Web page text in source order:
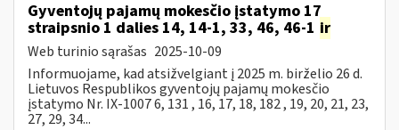
Gyventojų pajamų mokesčio įstatymo 17
straipsnio 1 dalies 14, 14-1, 33, 46, 46-1 ir
Web turinio sąrašas 2025-10-09
Informuojame, kad atsižvelgiant į 2025 m. birželio 26 d.
Lietuvos Respublikos gyventojų pajamų mokesčio
įstatymo Nr. IX-1007 6, 131 , 16, 17, 18, 182 , 19, 20, 21, 23,
27, 29, 34...